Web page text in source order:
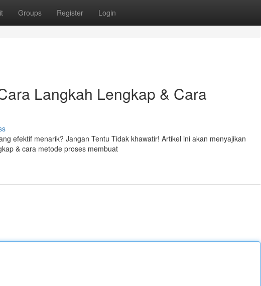
Groups Register Login
Langkah Lengkap & Cara
efektif menarik? Jangan Tentu Tidak khawatir! Artikel ini akan menyajikan
& cara metode proses membuat